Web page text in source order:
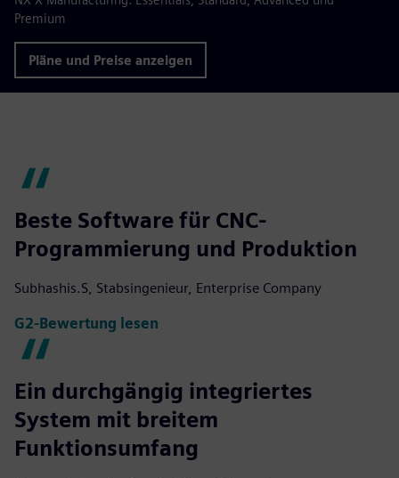
Premium
Pläne und Preise anzeigen
Beste Software für CNC-
Programmierung und Produktion
Subhashis.S, Stabsingenieur, Enterprise Company
G2-Bewertung lesen
Ein durchgängig integriertes
System mit breitem
Funktionsumfang